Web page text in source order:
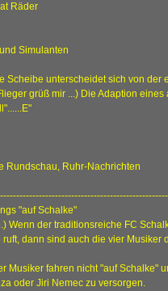
Räder
Simulanten
Scheibe unterscheidet sich von
grüß mir ...) Die Adaption
Rundschau, Ruhr-Nachrichten
"auf Schalke"
Wenn der traditionsreiche FC
ruft, dann sind auch die vier
Musiker fahren nicht "auf Schalke"
oder Jiri Nemec zu versorgen.